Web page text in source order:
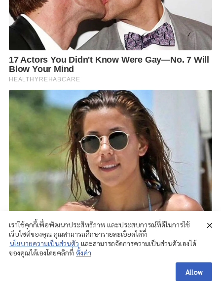
เราใช้คุกกี้เพื่อพัฒนาประสิทธิภาพ และประสบการณ์ที่ดีในการใช้
เว็บไซต์ของคุณ คุณสามารถศึกษารายละเอียดได้ที่
นโยบายความเป็นส่วนตัว และสามารถจัดการความเป็นส่วนตัวเองได้
ของคุณได้เองโดยคลิกที่ ตั้งค่า
Allow